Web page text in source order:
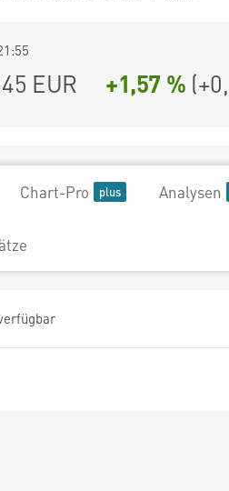
EUR +1,57 % (
Chart-Pro Analysen